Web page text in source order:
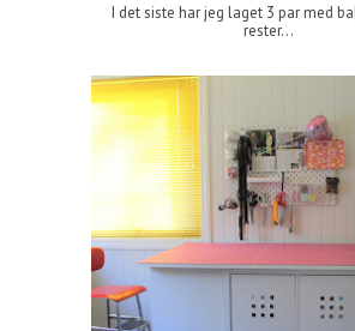
I det siste har jeg laget 3 par med
rester...